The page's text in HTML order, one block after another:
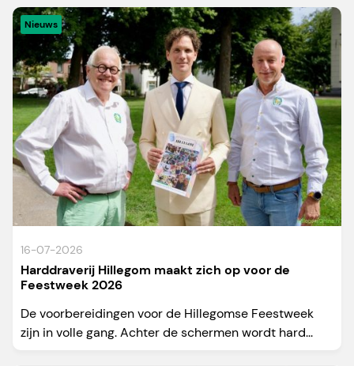
Nieuws
16-07-2026
Harddraverij Hillegom maakt zich op voor de
Feestweek 2026
De voorbereidingen voor de Hillegomse Feestweek
zijn in volle gang. Achter de schermen wordt hard...